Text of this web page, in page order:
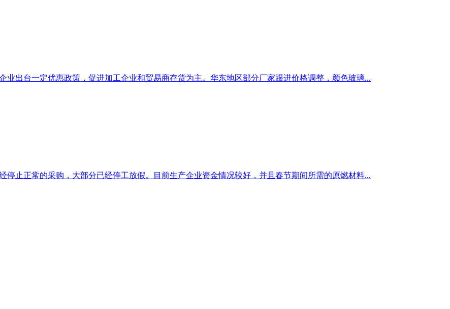
业出台一定优惠政策，促进加工企业和贸易商存货为主。华东地区部分厂家跟进价格调整，颜色玻璃...
停止正常的采购，大部分已经停工放假。目前生产企业资金情况较好，并且春节期间所需的原燃材料...